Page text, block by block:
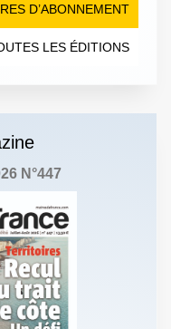
D’ABONNEMENT
LES ÉDITIONS
N°447